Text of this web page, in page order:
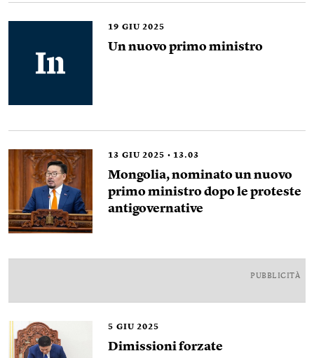
19 GIU 2025
Un nuovo primo ministro
13 GIU 2025 13.03
Mongolia, nominato un nuovo
primo ministro dopo le proteste
antigovernative
PUBBLICITÀ
5 GIU 2025
Dimissioni forzate